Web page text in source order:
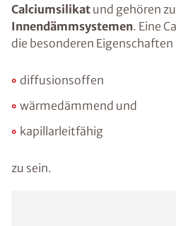
Calciumsilikat und gehören
Innendämmsystemen. Eine
die besonderen Eigenschaften
diffusionsoffen
wärmedämmend und
kapillarleitfähig
zu sein.